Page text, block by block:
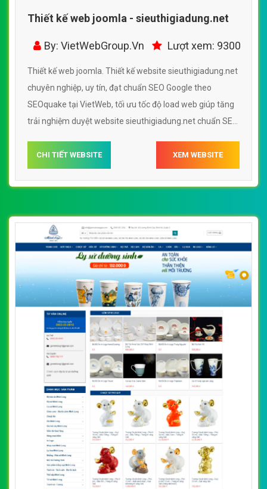
Thiết kế web joomla - sieuthigiadung.net
By: VietWebGroup.Vn Lượt xem: 9300
Thiết kế web joomla. Thiết kế website sieuthigiadung.net
chuyên nghiệp, uy tín, đạt chuẩn SEO Google theo
SEOquake tại VietWeb, tối ưu tốc độ load web giúp tăng
trải nghiệm duyệt website sieuthigiadung.net chuẩn SEO
CHI TIẾT WEBSITE XEM WEBSITE